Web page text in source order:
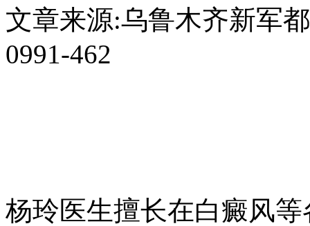
文章来源:乌鲁木齐新军
0991-462
杨玲医生擅长在白癜风